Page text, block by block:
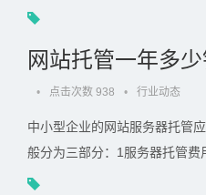
名的解析。建议您先免费试用
网站托管一年多
• 点击次数 938 • 行业动态
中小型企业的网站服务器托管
般分为三部分：1服务器托管
较容易理解了，比如说这个企